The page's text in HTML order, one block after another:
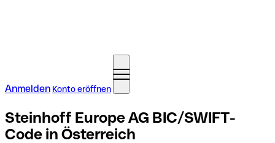
Anmelden Konto eröffnen
Steinhoff Europe AG BIC/SWIFT-
Code in Österreich